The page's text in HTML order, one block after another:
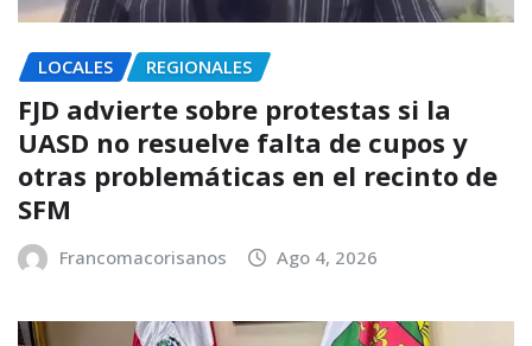
LOCALES REGIONALES
FJD advierte sobre protestas si la
UASD no resuelve falta de cupos y
otras problemáticas en el recinto de
SFM
Francomacorisanos Ago 4, 2026